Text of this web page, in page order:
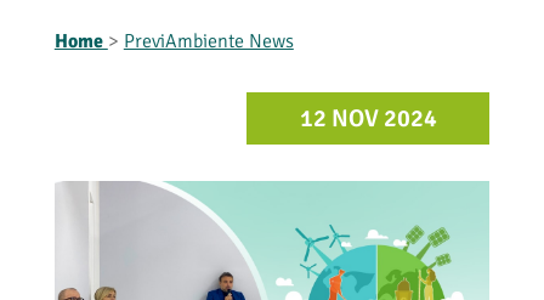
Home > PreviAmbiente News
12 NOV 2024